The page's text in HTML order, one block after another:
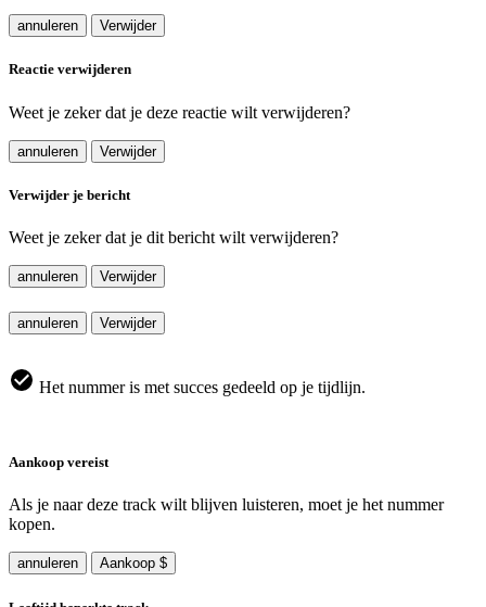
annuleren Verwijder
Reactie verwijderen
Weet je zeker dat je deze reactie wilt verwijderen?
annuleren Verwijder
Verwijder je bericht
Weet je zeker dat je dit bericht wilt verwijderen?
annuleren Verwijder
annuleren Verwijder
Het nummer is met succes gedeeld op je tijdlijn.
Aankoop vereist
Als je naar deze track wilt blijven luisteren, moet je het nummer
kopen.
annuleren Aankoop $